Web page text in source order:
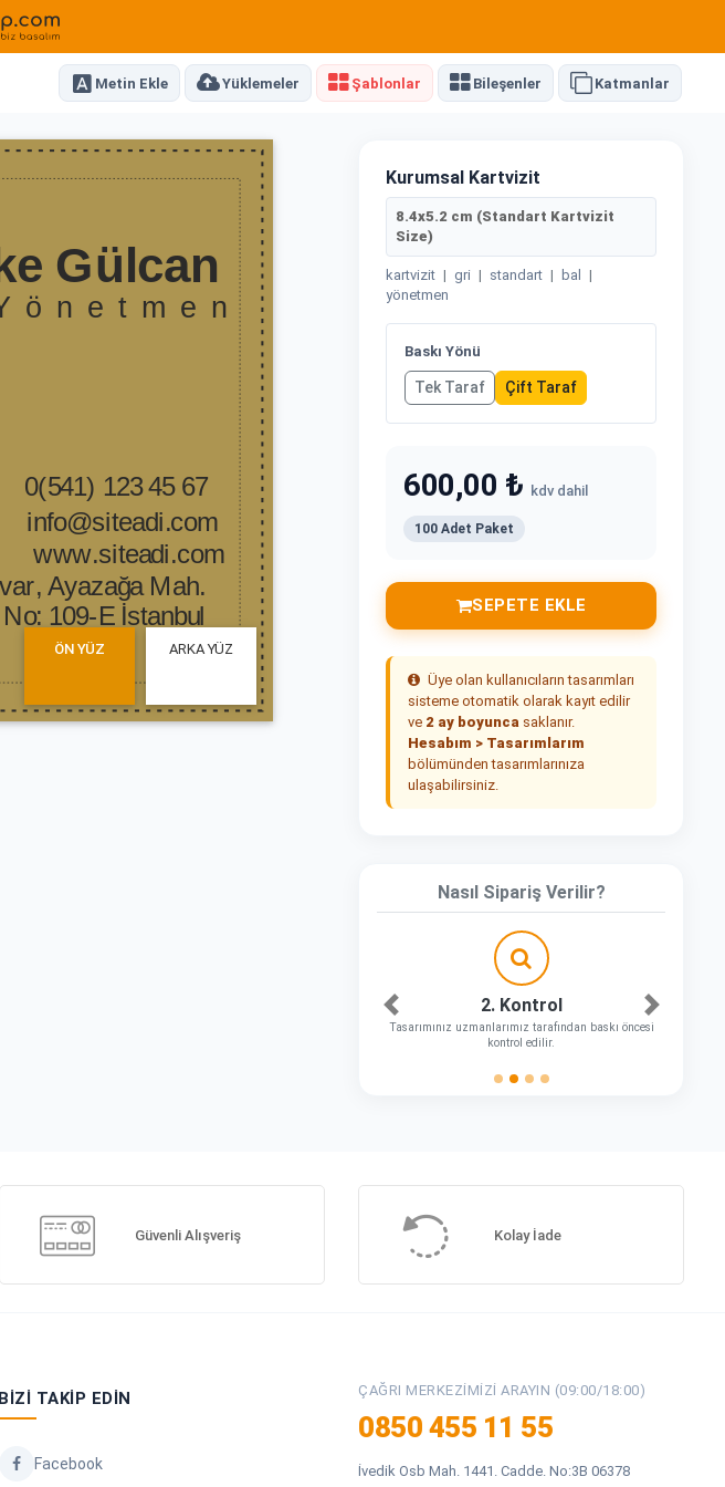
Metin Ekle Yüklemeler Şablonlar Bileşenler Katmanlar
ÖN YÜZ ARKA YÜZ
Kurumsal Kartvizit
8.4x5.2 cm (Standart Kartvizit
Size)
kartvizit | gri | standart | bal
|
yönetmen
Baskı Yönü
Tek Taraf Çift Taraf
600,00 ₺ kdv dahil
100 Adet Paket
SEPETE EKLE
Üye olan kullanıcıların tasarımları
sisteme otomatik olarak kayıt edilir
ve 2 ay boyunca saklanır.
Hesabım > Tasarımlarım
bölümünden tasarımlarınıza
ulaşabilirsiniz.
Nasıl Sipariş Verilir?
2. Kontrol
Tasarımınız uzmanlarımız tarafından baskı öncesi
kontrol edilir.
Önceki Sonraki
Güvenli Alışveriş Kolay İade
BIZI TAKIP EDIN
Facebook
ÇAĞRI MERKEZIMIZI ARAYIN (09:00/18:00)
0850 455 11 55
İvedik Osb Mah. 1441. Cadde. No:3B 06378